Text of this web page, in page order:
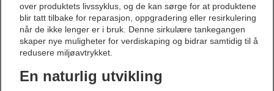
over produktets livssyklus, og de kan sørge for at produktene
blir tatt tilbake for reparasjon, oppgradering eller resirkulering
når de ikke lenger er i bruk. Denne sirkulære tankegangen
skaper nye muligheter for verdiskaping og bidrar samtidig til å
redusere miljøavtrykket.
En naturlig utvikling